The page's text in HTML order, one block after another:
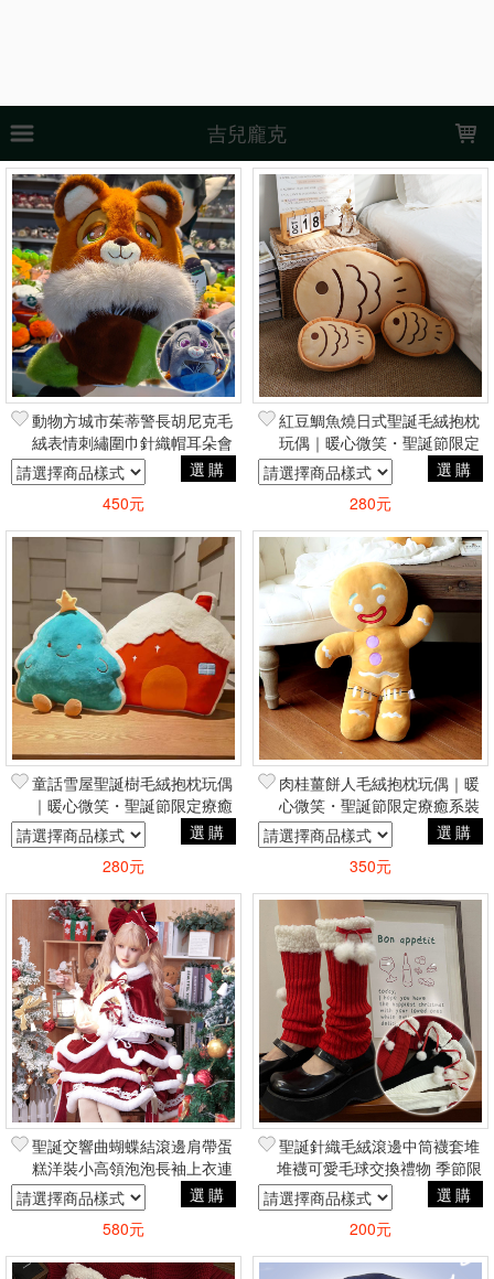
吉兒龐克
上架時間 銷售件數 銷售價格
樣式尺寸篩選
全部樣式 黑 粉 白
紅
灰
藍 檸檬精油 大西洋雪松
玫瑰木精油
迷迭香精油
全部尺寸 M L XL
30CM
45CM
110 120 130
140
150
現貨商品
篩選
動物方城市茱蒂警長胡尼克毛
絨表情刺繡圍巾針織帽耳朵會
動 萬聖聖誕節動漫COSPLAY
角色扮演
選購
450元
紅豆鯛魚燒日式聖誕毛絨抱枕
玩偶｜暖心微笑・聖誕節限定
療癒系裝飾交換禮物選購
280元
童話雪屋聖誕樹毛絨抱枕玩偶
｜暖心微笑・聖誕節限定療癒
系裝飾交換禮物
選購
280元
肉桂薑餅人毛絨抱枕玩偶｜暖
心微笑・聖誕節限定療癒系裝
飾交換禮物
選購
350元
聖誕交響曲蝴蝶結滾邊肩帶蛋
糕洋裝小高領泡泡長袖上衣連
帽斗篷 聖誕節復古英倫蘿莉塔
小公主風
選購
580元
聖誕針織毛絨滾邊中筒襪套堆
堆襪可愛毛球交換禮物 季節限
定保暖聖誕節COSPLAY角色
扮演蘿莉塔風
選購
200元